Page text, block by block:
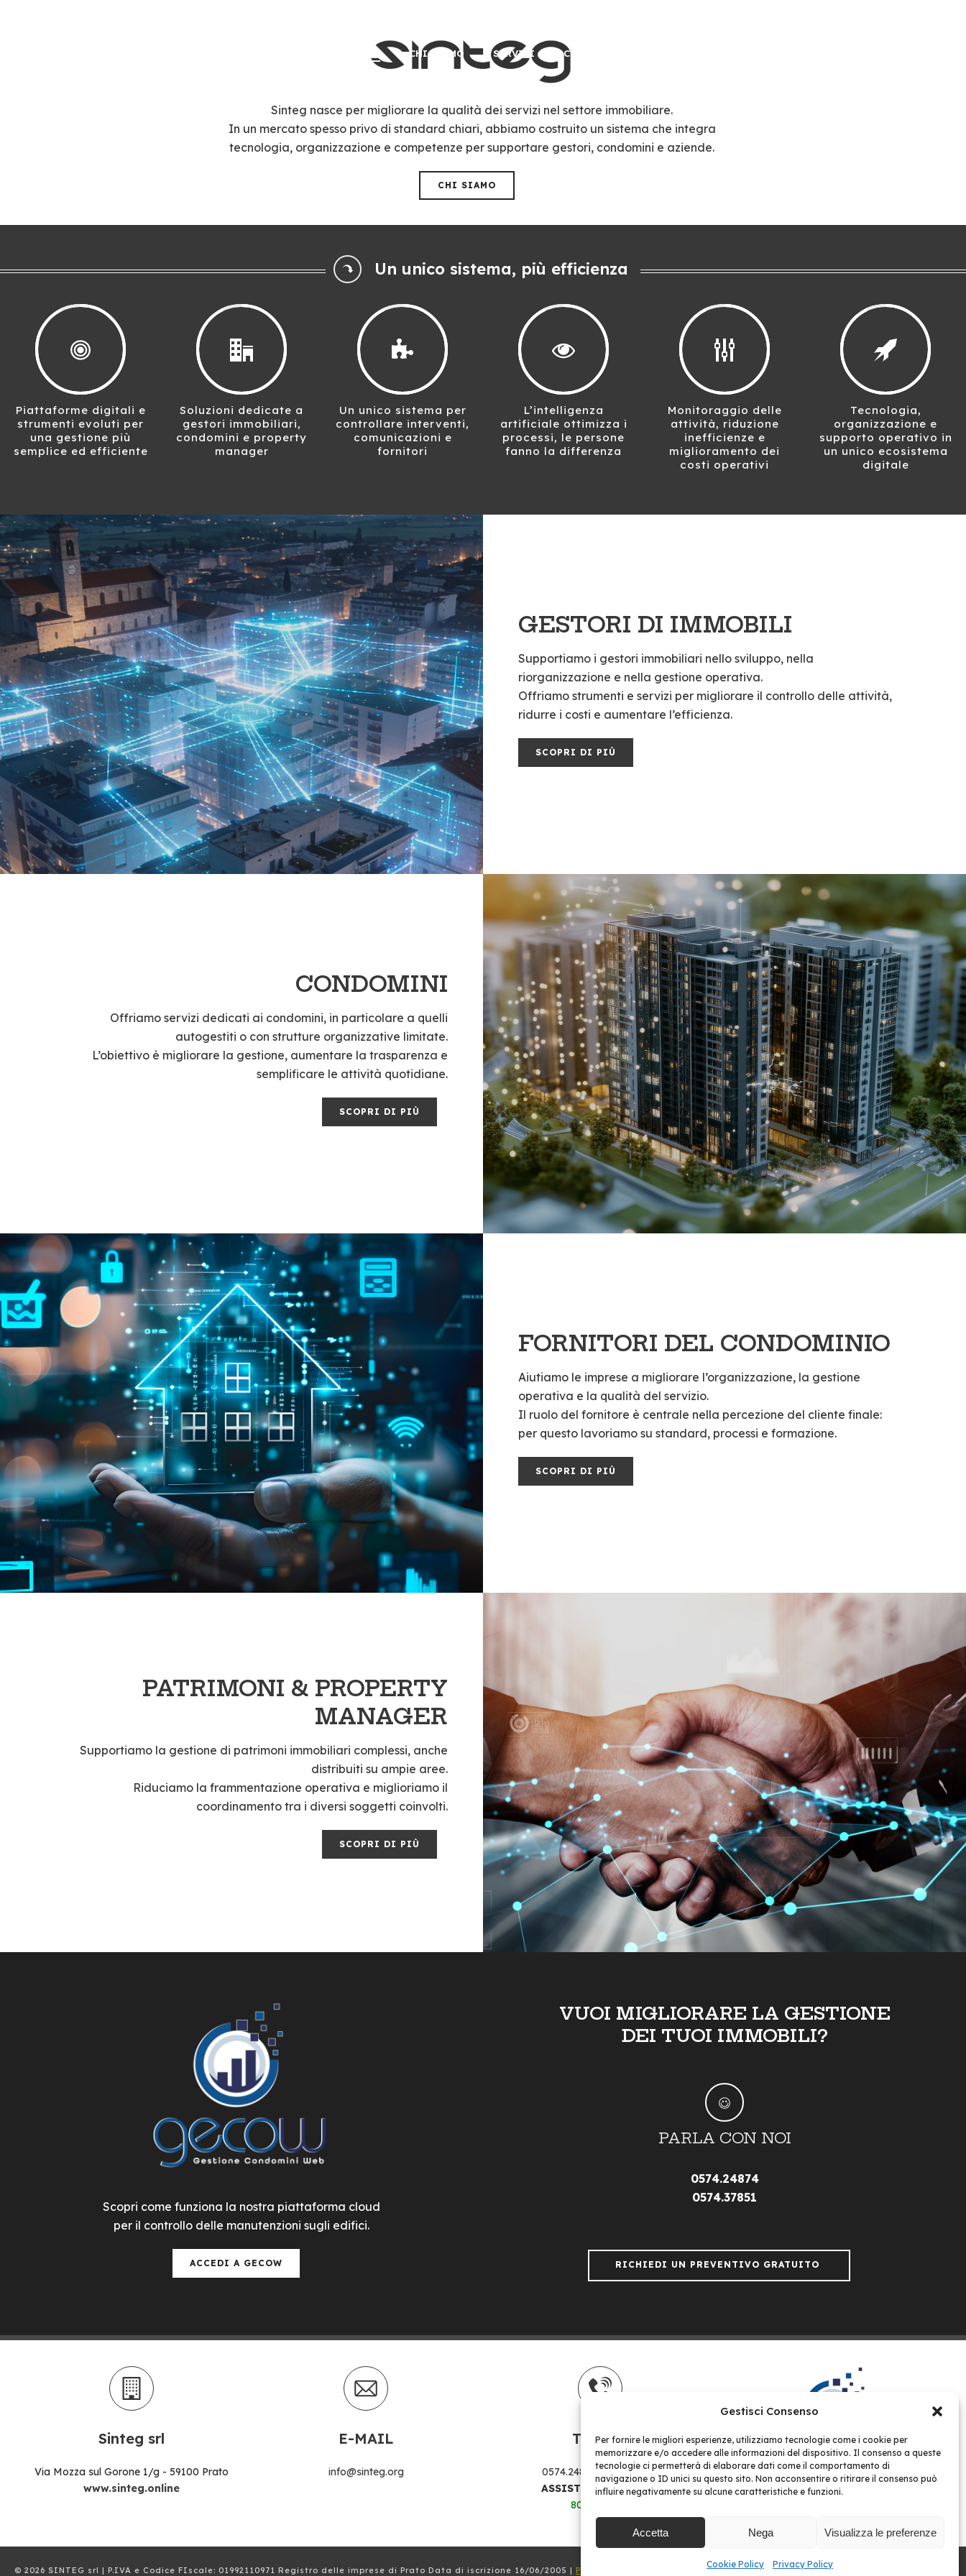
Gestisci Consenso
Per fornire le migliori esperienze, utilizziamo tecnologie come i cookie per
memorizzare e/o accedere alle informazioni del dispositivo. Il consenso a queste
tecnologie ci permetterà di elaborare dati come il comportamento di
navigazione o ID unici su questo sito. Non acconsentire o ritirare il consenso può
influire negativamente su alcune caratteristiche e funzioni.
Accetta Nega Visualizza le preferenze
Cookie Policy Privacy Policy
HOME CHI SIAMO SERVIZI CONTATTI
Sinteg nasce per migliorare la qualità dei servizi nel settore immobiliare.
In un mercato spesso privo di standard chiari, abbiamo costruito un sistema che integra
tecnologia, organizzazione e competenze per supportare gestori, condomini e aziende.
CHI SIAMO
Un unico sistema, più efficienza
Piattaforme digitali e
strumenti evoluti per
una gestione più
semplice ed efficiente
Soluzioni dedicate a
gestori immobiliari,
condomini e property
manager
Un unico sistema per
controllare interventi,
comunicazioni e
fornitori
L’intelligenza
artificiale ottimizza i
processi, le persone
fanno la differenza
Monitoraggio delle
attività, riduzione
inefficienze e
miglioramento dei
costi operativi
Tecnologia,
organizzazione e
supporto operativo in
un unico ecosistema
digitale
GESTORI DI IMMOBILI
Supportiamo i gestori immobiliari nello sviluppo, nella
riorganizzazione e nella gestione operativa.
Offriamo strumenti e servizi per migliorare il controllo delle attività,
ridurre i costi e aumentare l’efficienza.
SCOPRI DI PIÙ
CONDOMINI
Offriamo servizi dedicati ai condomini, in particolare a quelli
autogestiti o con strutture organizzative limitate.
L’obiettivo è migliorare la gestione, aumentare la trasparenza e
semplificare le attività quotidiane.
SCOPRI DI PIÙ
FORNITORI DEL CONDOMINIO
Aiutiamo le imprese a migliorare l’organizzazione, la gestione
operativa e la qualità del servizio.
Il ruolo del fornitore è centrale nella percezione del cliente finale:
per questo lavoriamo su standard, processi e formazione.
SCOPRI DI PIÙ
PATRIMONI & PROPERTY
MANAGER
Supportiamo la gestione di patrimoni immobiliari complessi, anche
distribuiti su ampie aree.
Riduciamo la frammentazione operativa e miglioriamo il
coordinamento tra i diversi soggetti coinvolti.
SCOPRI DI PIÙ
Scopri come funziona la nostra piattaforma cloud
per il controllo delle manutenzioni sugli edifici.
ACCEDI A GECOW
VUOI MIGLIORARE LA GESTIONE
DEI TUOI IMMOBILI?
PARLA CON NOI
0574.24874
0574.37851
RICHIEDI UN PREVENTIVO GRATUITO
Sinteg srl
Via Mozza sul Gorone 1/g - 59100 Prato
www.sinteg.online
E-MAIL
info@sinteg.org
Telefoni
0574.24874|0574.37851
ASSISTENZA CLIENTI
800 978 552
Gestione Condomini Web
ACCEDI ALLA PIATTAFORMA >
© 2026 SINTEG srl | P.IVA e Codice FIscale: 01992110971 Registro delle imprese di Prato Data di iscrizione 16/06/2005 | Powered by Glant Studio Privacy Policy Condizioni d’uso